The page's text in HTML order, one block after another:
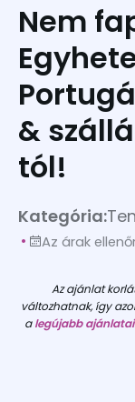
Nem
&
tól!
Kategória:
Az árak
Az ajánlat
változhatnak, így
alegújabb